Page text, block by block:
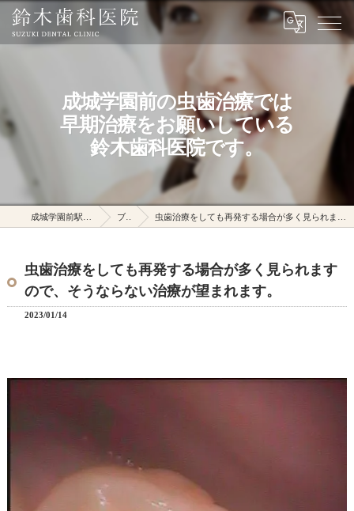
成城学園前の虫歯治療では
早期治療をお願いしている
鈴木歯科医院です。
ブログ 虫歯治療をしても再発する場合が多く見られますので、そうならない治療が望まれます。
虫歯治療をしても再発する場合が多く見られます
ので、そうならない治療が望まれます。
2023/01/14